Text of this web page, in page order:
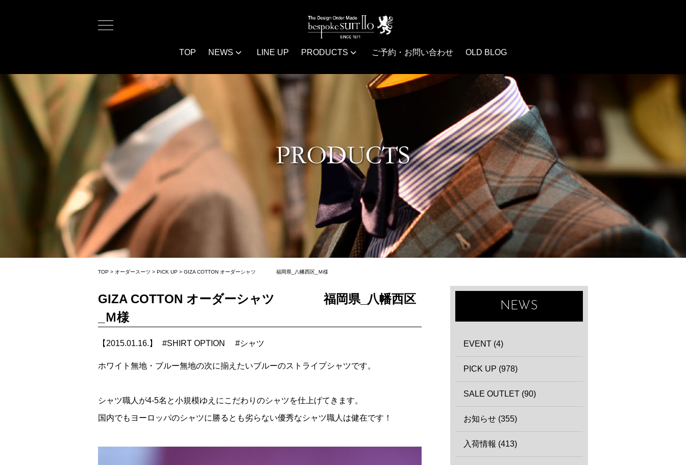
TOP NEWS LINE UP PRODUCTS ご予約・お問い合わせ OLD BLOG
TOP > オーダースーツ > PICK UP > GIZA COTTON オーダーシャツ 福岡県_八幡西区_Ｍ様
GIZA COTTON オーダーシャツ 福岡県_八幡西区
_Ｍ様
【2015.01.16.】 #SHIRT OPTION #シャツ
ホワイト無地・ブルー無地の次に揃えたいブルーのストライプシャツです。
シャツ職人が4-5名と小規模ゆえにこだわりのシャツを仕上げてきます。
国内でもヨーロッパのシャツに勝るとも劣らない優秀なシャツ職人は健在です！
NEWS
EVENT (4)
PICK UP (978)
SALE OUTLET (90)
お知らせ (355)
入荷情報 (413)